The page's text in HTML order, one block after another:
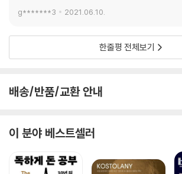
g*******3 2021.06.10.
한줄평 전체보기
배송/반품/교환 안내
이 분야 베스트셀러